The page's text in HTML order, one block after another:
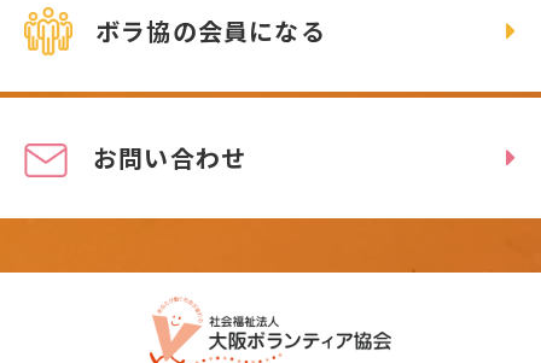
ボラ協の会員になる
お問い合わせ